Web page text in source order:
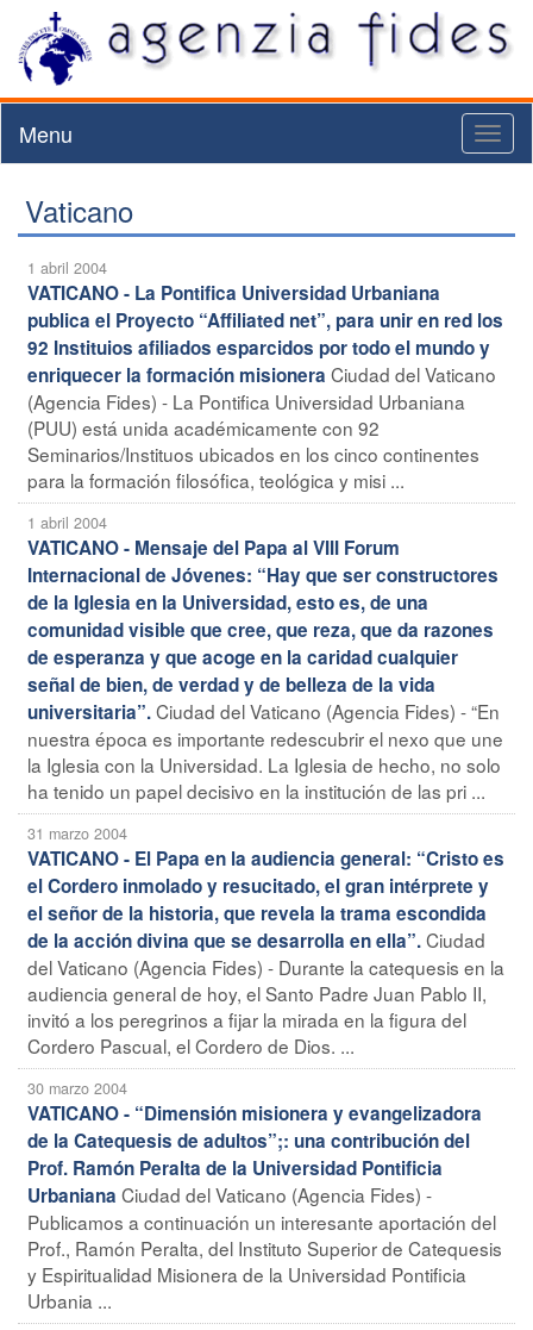
Menu
Vaticano
1 abril 2004
VATICANO - La Pontifica Universidad Urbaniana
publica el Proyecto “Affiliated net”, para unir en red los
92 Instituios afiliados esparcidos por todo el mundo y
enriquecer la formación misionera Ciudad del Vaticano
(Agencia Fides) - La Pontifica Universidad Urbaniana
(PUU) está unida académicamente con 92
Seminarios/Instituos ubicados en los cinco continentes
para la formación filosófica, teológica y misi ...
1 abril 2004
VATICANO - Mensaje del Papa al VIII Forum
Internacional de Jóvenes: “Hay que ser constructores
de la Iglesia en la Universidad, esto es, de una
comunidad visible que cree, que reza, que da razones
de esperanza y que acoge en la caridad cualquier
señal de bien, de verdad y de belleza de la vida
universitaria”.Ciudad del Vaticano (Agencia Fides) - “En
nuestra época es importante redescubrir el nexo que une
la Iglesia con la Universidad. La Iglesia de hecho, no solo
ha tenido un papel decisivo en la institución de las pri ...
31 marzo 2004
VATICANO - El Papa en la audiencia general: “Cristo es
el Cordero inmolado y resucitado, el gran intérprete y
el señor de la historia, que revela la trama escondida
de la acción divina que se desarrolla en ella”.Ciudad
del Vaticano (Agencia Fides) - Durante la catequesis en la
audiencia general de hoy, el Santo Padre Juan Pablo II,
invitó a los peregrinos a fijar la mirada en la figura del
Cordero Pascual, el Cordero de Dios. ...
30 marzo 2004
VATICANO - “Dimensión misionera y evangelizadora
de la Catequesis de adultos”;: una contribución del
Prof. Ramón Peralta de la Universidad Pontificia
Urbaniana Ciudad del Vaticano (Agencia Fides) -
Publicamos a continuación un interesante aportación del
Prof., Ramón Peralta, del Instituto Superior de Catequesis
y Espiritualidad Misionera de la Universidad Pontificia
Urbania ...